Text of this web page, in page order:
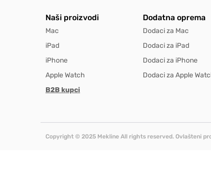
Naši proizvodi
Mac
iPad
iPhone
Apple Watch
B2B kupci
Dodatna oprema
Dodaci za Mac
Dodaci za iPad
Dodaci za iPhone
Dodaci za Apple
Copyright © 2025 Mekline All rights reserved. Ovlašteni